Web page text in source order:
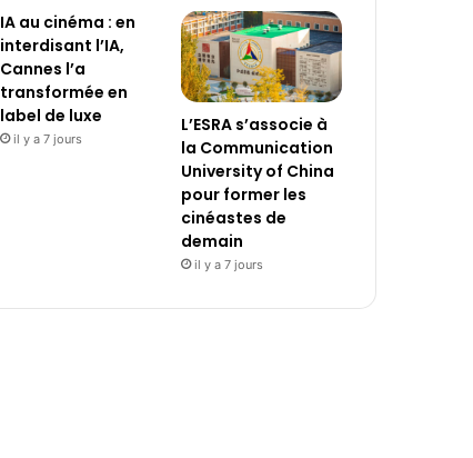
IA au cinéma : en
interdisant l’IA,
Cannes l’a
transformée en
label de luxe
il y a 7 jours
L’ESRA s’associe à
la Communication
University of China
pour former les
cinéastes de
demain
il y a 7 jours